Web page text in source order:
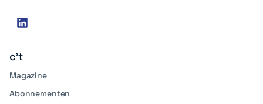
Social
linkedin
c't
Magazine
Abonnementen